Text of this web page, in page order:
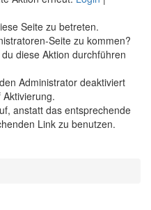
Seite zu betreten.
Seite zu kommen?
diese Aktion durchführen
Administrator deaktiviert
anstatt das entsprechende
Link zu benutzen.